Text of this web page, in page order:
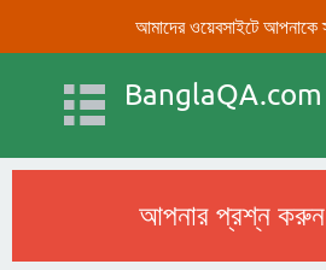
আমাদের ওয়েবসাইটে আপনাকে
BanglaQA.com
আপনার প্রশ্ন করুন